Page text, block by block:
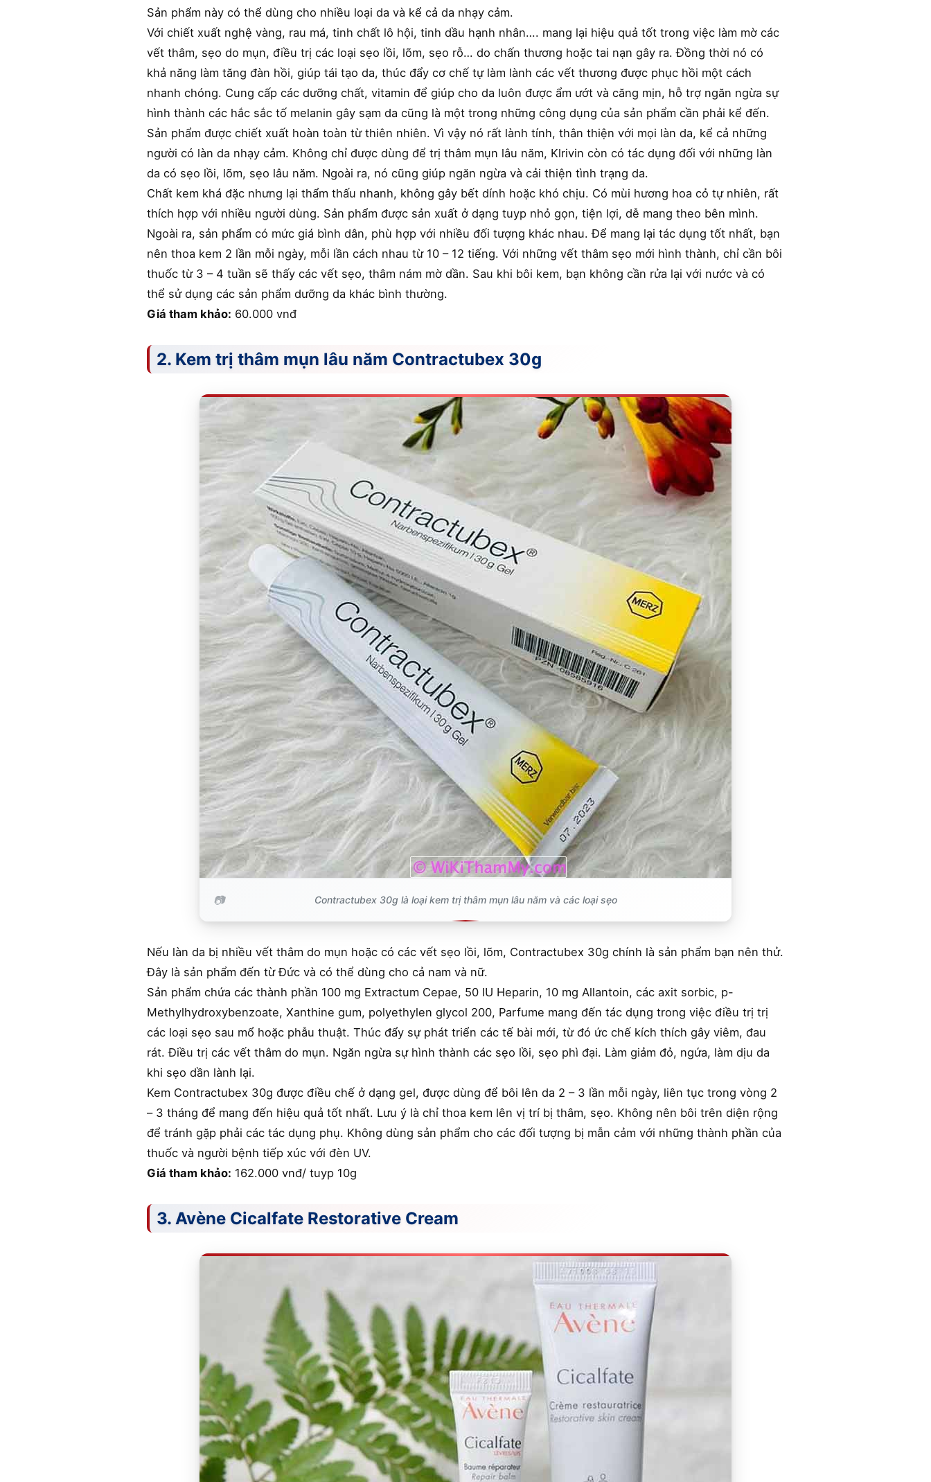
Sản phẩm này có thể dùng cho nhiều loại da và kể cả da nhạy cảm.
Với chiết xuất nghệ vàng, rau má, tinh chất lô hội, tinh dầu hạnh nhân…. mang lại hiệu quả tốt trong việc làm mờ các
vết thâm, sẹo do mụn, điều trị các loại sẹo lồi, lõm, sẹo rỗ… do chấn thương hoặc tai nạn gây ra. Đồng thời nó có
khả năng làm tăng đàn hồi, giúp tái tạo da, thúc đẩy cơ chế tự làm lành các vết thương được phục hồi một cách
nhanh chóng. Cung cấp các dưỡng chất, vitamin để giúp cho da luôn được ẩm ướt và căng mịn, hỗ trợ ngăn ngừa sự
hình thành các hắc sắc tố melanin gây sạm da cũng là một trong những công dụng của sản phẩm cần phải kể đến.
Sản phẩm được chiết xuất hoàn toàn từ thiên nhiên. Vì vậy nó rất lành tính, thân thiện với mọi làn da, kể cả những
người có làn da nhạy cảm. Không chỉ được dùng để trị thâm mụn lâu năm, Klrivin còn có tác dụng đối với những làn
da có sẹo lồi, lõm, sẹo lâu năm. Ngoài ra, nó cũng giúp ngăn ngừa và cải thiện tình trạng da.
Chất kem khá đặc nhưng lại thẩm thấu nhanh, không gây bết dính hoặc khó chịu. Có mùi hương hoa cỏ tự nhiên, rất
thích hợp với nhiều người dùng. Sản phẩm được sản xuất ở dạng tuyp nhỏ gọn, tiện lợi, dễ mang theo bên mình.
Ngoài ra, sản phẩm có mức giá bình dân, phù hợp với nhiều đối tượng khác nhau. Để mang lại tác dụng tốt nhất, bạn
nên thoa kem 2 lần mỗi ngày, mỗi lần cách nhau từ 10 – 12 tiếng. Với những vết thâm sẹo mới hình thành, chỉ cần bôi
thuốc từ 3 – 4 tuần sẽ thấy các vết sẹo, thâm nám mờ dần. Sau khi bôi kem, bạn không cần rửa lại với nước và có
thể sử dụng các sản phẩm dưỡng da khác bình thường.
Giá tham khảo: 60.000 vnđ
2. Kem trị thâm mụn lâu năm Contractubex 30g
Contractubex 30g là loại kem trị thâm mụn lâu năm và các loại sẹo
Nếu làn da bị nhiều vết thâm do mụn hoặc có các vết sẹo lồi, lõm, Contractubex 30g chính là sản phẩm bạn nên thử.
Đây là sản phẩm đến từ Đức và có thể dùng cho cả nam và nữ.
Sản phẩm chứa các thành phần 100 mg Extractum Cepae, 50 IU Heparin, 10 mg Allantoin, các axit sorbic, p-
Methylhydroxybenzoate, Xanthine gum, polyethylen glycol 200, Parfume mang đến tác dụng trong việc điều trị trị
các loại sẹo sau mổ hoặc phẫu thuật. Thúc đẩy sự phát triển các tế bài mới, từ đó ức chế kích thích gây viêm, đau
rát. Điều trị các vết thâm do mụn. Ngăn ngừa sự hình thành các sẹo lồi, sẹo phì đại. Làm giảm đỏ, ngứa, làm dịu da
khi sẹo dần lành lại.
Kem Contractubex 30g được điều chế ở dạng gel, được dùng để bôi lên da 2 – 3 lần mỗi ngày, liên tục trong vòng 2
– 3 tháng để mang đến hiệu quả tốt nhất. Lưu ý là chỉ thoa kem lên vị trí bị thâm, sẹo. Không nên bôi trên diện rộng
để tránh gặp phải các tác dụng phụ. Không dùng sản phẩm cho các đối tượng bị mẫn cảm với những thành phần của
thuốc và người bệnh tiếp xúc với đèn UV.
Giá tham khảo: 162.000 vnđ/ tuyp 10g
3. Avène Cicalfate Restorative Cream